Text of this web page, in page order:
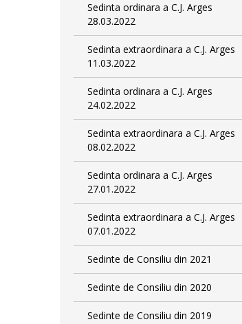
Sedinta ordinara a C.J. Arges
28.03.2022
Sedinta extraordinara a C.J. Arges
11.03.2022
Sedinta ordinara a C.J. Arges
24.02.2022
Sedinta extraordinara a C.J. Arges
08.02.2022
Sedinta ordinara a C.J. Arges
27.01.2022
Sedinta extraordinara a C.J. Arges
07.01.2022
Sedinte de Consiliu din 2021
Sedinte de Consiliu din 2020
Sedinte de Consiliu din 2019